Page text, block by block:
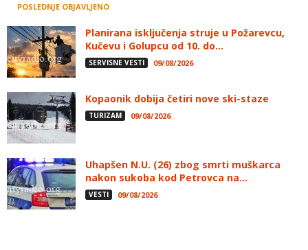
POSLEDNJE OBJAVLJENO
Planirana isključenja struje u Požarevcu,
Kučevu i Golupcu od 10. do...
SERVISNE VESTI 09/08/2026
Kopaonik dobija četiri nove ski-staze
TURIZAM 09/08/2026
Uhapšen N.U. (26) zbog smrti muškarca
nakon sukoba kod Petrovca na...
VESTI 09/08/2026